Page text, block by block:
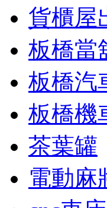
貨櫃屋
板橋當
板橋汽
板橋機
茶葉罐
電動麻